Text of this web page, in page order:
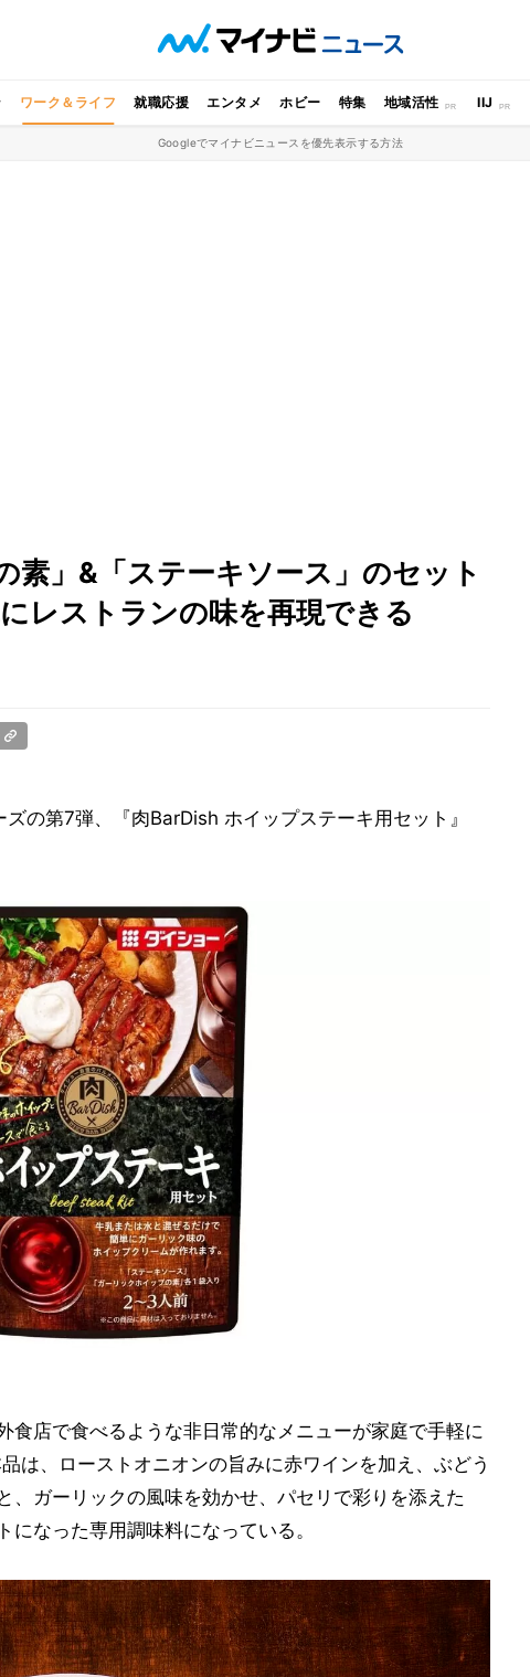
ワーク＆ライフ 就職応援 エンタメ ホビー 特集 地域活性 IIJ
Googleでマイナビニュースを優先表示する方法
素」&「ステーキソース」のセット
レストランの味を再現できる
の第7弾、『肉BarDish ホイップステーキ用セット』
食店で食べるような非日常的なメニューが家庭で手軽に
は、ローストオニオンの旨みに赤ワインを加え、ぶどう
、ガーリックの風味を効かせ、パセリで彩りを添えた
になった専用調味料になっている。